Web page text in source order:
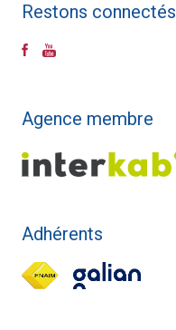
Restons connectés
Agence membre
Adhérents